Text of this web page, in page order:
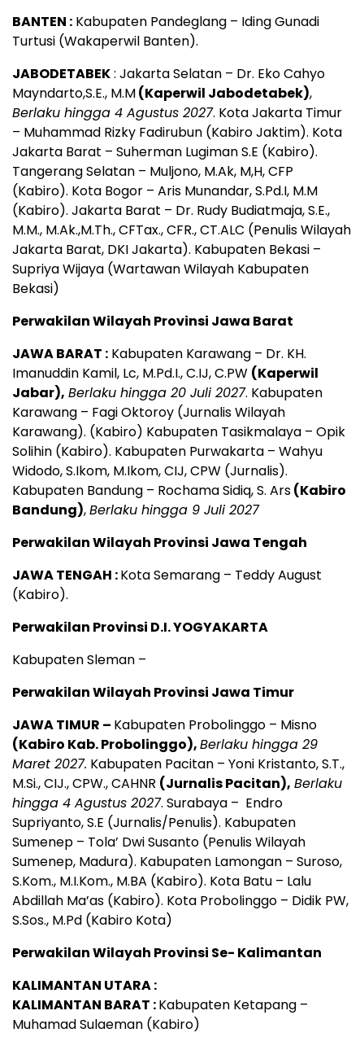
BANTEN : Kabupaten Pandeglang – Iding Gunadi
Turtusi (Wakaperwil Banten).
JABODETABEK: Jakarta Selatan – Dr. Eko Cahyo
Mayndarto,S.E., M.M(Kaperwil Jabodetabek),
Berlaku hingga 4 Agustus 2027. Kota Jakarta Timur
– Muhammad Rizky Fadirubun (Kabiro Jaktim). Kota
Jakarta Barat – Suherman Lugiman S.E (Kabiro).
Tangerang Selatan – Muljono, M.Ak, M,H, CFP
(Kabiro). Kota Bogor – Aris Munandar, S.Pd.I, M.M
(Kabiro). Jakarta Barat – Dr. Rudy Budiatmaja, S.E.,
M.M., M.Ak.,M.Th., CFTax., CFR., CT.ALC (Penulis Wilayah
Jakarta Barat, DKI Jakarta). Kabupaten Bekasi –
Supriya Wijaya (Wartawan Wilayah Kabupaten
Bekasi)
Perwakilan Wilayah Provinsi Jawa Barat
JAWA BARAT : Kabupaten Karawang – Dr. KH.
Imanuddin Kamil, Lc, M.Pd.I., C.IJ, C.PW (Kaperwil
Jabar), Berlaku hingga 20 Juli 2027. Kabupaten
Karawang – Fagi Oktoroy (Jurnalis Wilayah
Karawang). (Kabiro) Kabupaten Tasikmalaya – Opik
Solihin (Kabiro). Kabupaten Purwakarta – Wahyu
Widodo, S.Ikom, M.Ikom, CIJ, CPW (Jurnalis).
Kabupaten Bandung – Rochama Sidiq, S. Ars(Kabiro
Bandung),Berlaku hingga 9 Juli 2027
Perwakilan Wilayah Provinsi Jawa Tengah
JAWA TENGAH :Kota Semarang – Teddy August
(Kabiro).
Perwakilan Provinsi D.I. YOGYAKARTA
Kabupaten Sleman –
Perwakilan Wilayah Provinsi Jawa Timur
JAWA TIMUR – Kabupaten Probolinggo – Misno
(Kabiro Kab. Probolinggo),Berlaku hingga 29
Maret 2027. Kabupaten Pacitan – Yoni Kristanto, S.T.,
M.Si., CIJ., CPW., CAHNR (Jurnalis Pacitan), Berlaku
hingga 4 Agustus 2027. Surabaya – Endro
Supriyanto, S.E (Jurnalis/Penulis). Kabupaten
Sumenep – Tola’ Dwi Susanto (Penulis Wilayah
Sumenep, Madura). Kabupaten Lamongan – Suroso,
S.Kom., M.I.Kom., M.BA (Kabiro). Kota Batu – Lalu
Abdillah Ma’as (Kabiro). Kota Probolinggo – Didik PW,
S.Sos., M.Pd (Kabiro Kota)
Perwakilan Wilayah Provinsi Se- Kalimantan
KALIMANTAN UTARA :
KALIMANTAN BARAT :Kabupaten Ketapang –
Muhamad Sulaeman (Kabiro)